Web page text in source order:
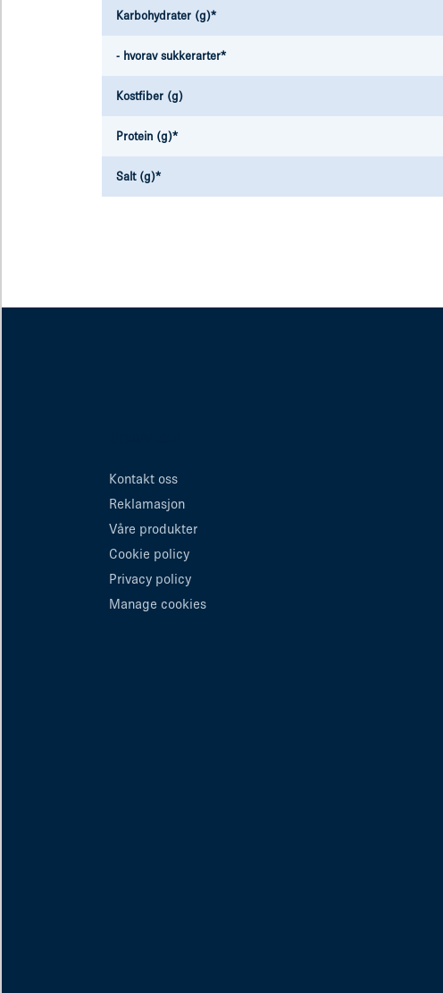
Karbohydrater (g)*
- hvorav sukkerarter*
Kostfiber (g)
Protein (g)*
Salt (g)*
Kontakt oss
Reklamasjon
Våre produkter
Cookie policy
Privacy policy
Manage cookies